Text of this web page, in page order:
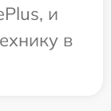
и
в